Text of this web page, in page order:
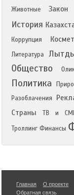
Животные
Закон
История
Коррупция
Литература
Общество
Политика
Разоблачения
Страны
ТВ и
Троллинг Финансы
Главная
О проекте
Обратная связь